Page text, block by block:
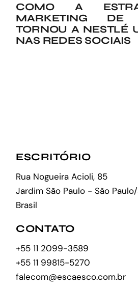
COMO A
MARKETING DE
TORNOU A NESTLÉ
NAS REDES SOCIAIS
ESCRITÓRIO
Rua Nogueira Acioli, 85
Jardim São Paulo - São Paulo/
Brasil
CONTATO
+55 11 2099-3589
+55 11 99815-5270
falecom@escaesco.com.br